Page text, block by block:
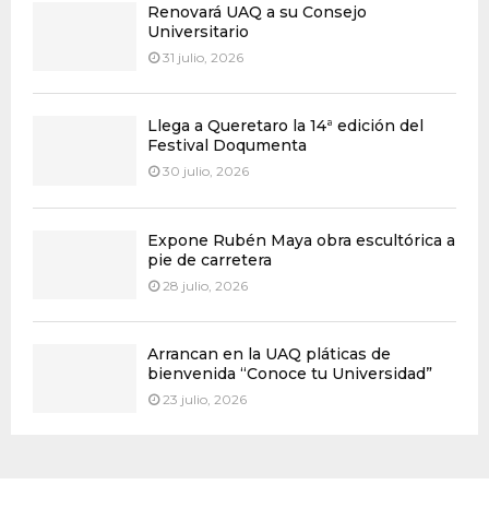
Renovará UAQ a su Consejo
Universitario
31 julio, 2026
Llega a Queretaro la 14ª edición del
Festival Doqumenta
30 julio, 2026
Expone Rubén Maya obra escultórica a
pie de carretera
28 julio, 2026
Arrancan en la UAQ pláticas de
bienvenida “Conoce tu Universidad”
23 julio, 2026